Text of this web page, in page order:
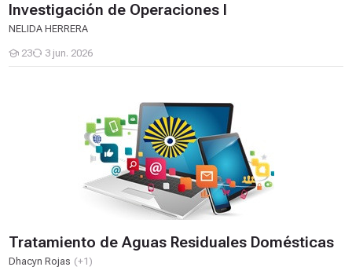
Investigación de Operaciones I
NELIDA HERRERA
23
Estudiantes
3 jun. 2026
Tratamiento de Aguas Residuales Domésticas
Dhacyn Rojas (+1)
Tratamiento de Aguas Residuales Domésticas